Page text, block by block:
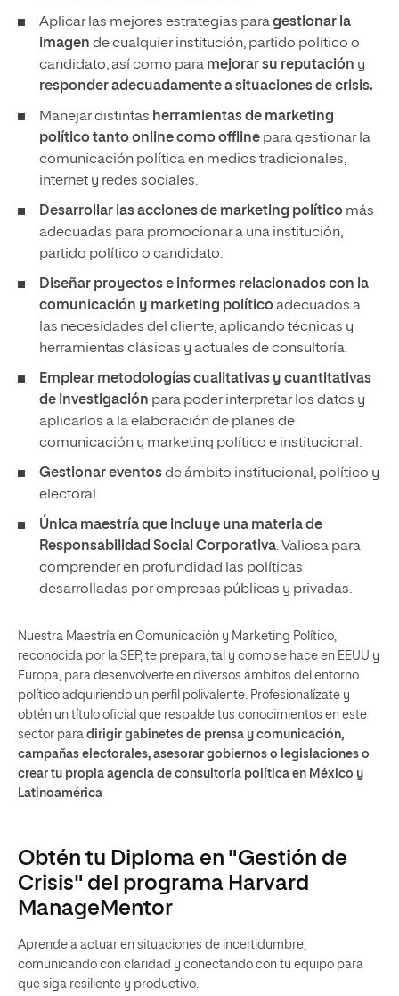
Aplicar las mejores estrategias paragestionar la
imagen de cualquier institución, partido político o
candidato, así como para mejorar su reputación y
responder adecuadamente a situaciones de crisis.
Manejar distintas herramientas de marketing
político tanto online como offline para gestionar la
comunicación política en medios tradicionales,
internet y redes sociales.
Desarrollar las acciones de marketing político más
adecuadas para promocionar a una institución,
partido político o candidato.
Diseñar proyectos e informes relacionados con la
comunicación y marketing políticoadecuados a
las necesidades del cliente, aplicando técnicas y
herramientas clásicas y actuales de consultoría.
Emplear metodologías cualitativas y cuantitativas
de investigación para poder interpretar los datos y
aplicarlos a la elaboración de planes de
comunicación y marketing político e institucional.
Gestionar eventosde ámbito institucional, político y
electoral.
Única maestría que incluye una materia de
Responsabilidad Social Corporativa. Valiosa para
comprender en profundidad las políticas
desarrolladas por empresas públicas y privadas.
Nuestra Maestría en Comunicación y Marketing Político,
reconocida por la SEP, te prepara, tal y como se hace en EEUU y
Europa, para desenvolverte en diversos ámbitos del entorno
político adquiriendo un perfil polivalente. Profesionalízate y
obtén un título oficial que respalde tus conocimientos en este
sector para dirigir gabinetes de prensa y comunicación,
campañas electorales, asesorar gobiernos o legislaciones o
crear tu propia agencia de consultoría política en México y
Latinoamérica
Obtén tu Diploma en "Gestión de
Crisis" del programa Harvard
ManageMentor
Aprende a actuar en situaciones de incertidumbre,
comunicando con claridad y conectando con tu equipo para
que siga resiliente y productivo.